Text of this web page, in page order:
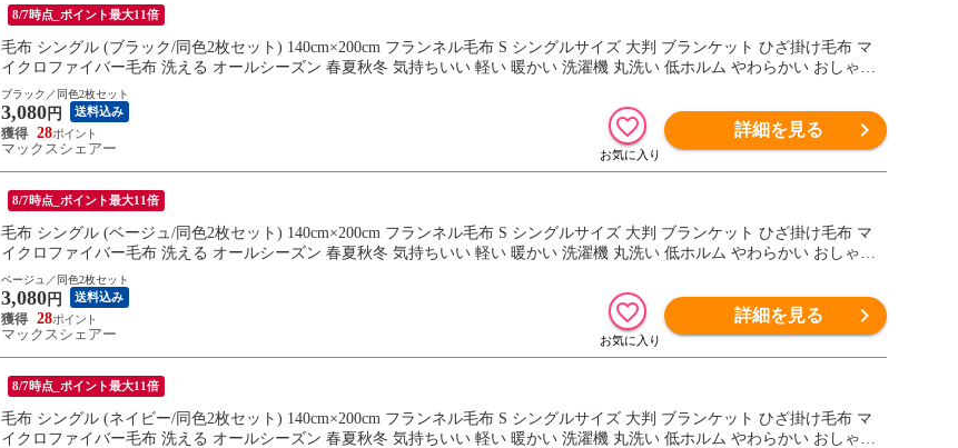
8/7時点_ポイント最大11倍
毛布 シングル (ブラック/同色2枚セット) 140cm×200cm フランネル毛布 S シングルサイズ 大判 ブランケット ひざ掛け毛布 マ
イクロファイバー毛布 洗える オールシーズン 春夏秋冬 気持ちいい 軽い 暖かい 洗濯機 丸洗い 低ホルム やわらかい おしゃれ
送料無料
ブラック／同色2枚セット
3,080 円 送料込み
28
マックスシェアー
詳細を見る
8/7時点_ポイント最大11倍
毛布 シングル (ベージュ/同色2枚セット) 140cm×200cm フランネル毛布 S シングルサイズ 大判 ブランケット ひざ掛け毛布 マ
イクロファイバー毛布 洗える オールシーズン 春夏秋冬 気持ちいい 軽い 暖かい 洗濯機 丸洗い 低ホルム やわらかい おしゃれ
送料無料
ベージュ／同色2枚セット
3,080 円 送料込み
28
マックスシェアー
詳細を見る
8/7時点_ポイント最大11倍
毛布 シングル (ネイビー/同色2枚セット) 140cm×200cm フランネル毛布 S シングルサイズ 大判 ブランケット ひざ掛け毛布 マ
イクロファイバー毛布 洗える オールシーズン 春夏秋冬 気持ちいい 軽い 暖かい 洗濯機 丸洗い 低ホルム やわらかい おしゃれ